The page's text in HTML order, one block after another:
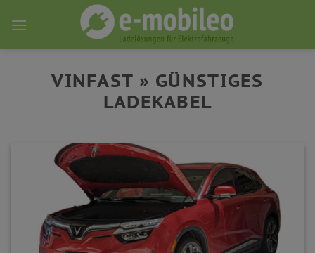
VINFAST » GÜNSTIGES
LADEKABEL